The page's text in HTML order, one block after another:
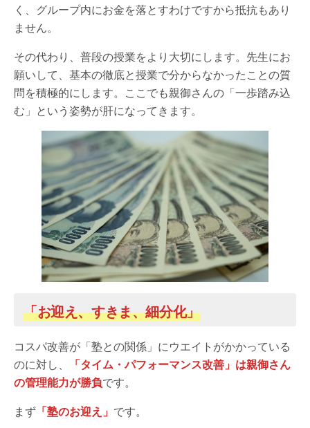
く、グループ内にお金を落とすわけですから抵抗もあり
ません。
その代わり、普段の授業をより大切にします。先生にお
願いして、基本の徹底と授業で分からなかったことの質
問を積極的にします。ここでも親御さんの「一歩踏み込
む」という姿勢が肝になってきます。
「お迎え、すきま、細分化」
コスパ改善が「塾との関係」にウエイトがかかっている
のに対し、
「タイム・パフォーマンス改善」は親御さん
の管理能力が勝負です。
まず 「塾のお迎え」 です。